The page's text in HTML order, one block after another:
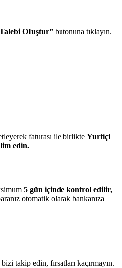
OIuştur” butonuna tıklayın.
faturası ile birlikte Yurtiçi
edin.
5 gün içinde kontrol edilir,
otomatik olarak bankanıza
takip edin, fırsatları kaçırmayın.